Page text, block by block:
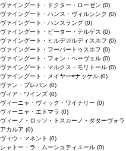
ヴァイングート・ドクター・ローゼン (0)
ヴァイングート・ハンス・ヴィルシンク (0)
ヴァイングート・ハンスラング (0)
ヴァイングート・ピーター・テルゲス (0)
ヴァイングート・ヒルデガルディスホフ (0)
ヴァイングート・フーバートゥスホフ (0)
ヴァイングート・フォン・ヘーヴェル (0)
ヴァイングート・マルクス・モリトール (0)
ヴァイングート・メイヤー=ナッケル (0)
ヴァン・ブレバン (0)
ヴィア・ワインズ (0)
ヴィーニャ・ヴィック・ワイナリー (0)
ヴィーニャ・エドマラ (0)
ヴィーノ・ロッソ・トスカーノ・ダターヴォラ
アカルア (0)
ヴィウ・マネント (0)
シャトー・ラ・ムーシュティエール (0)